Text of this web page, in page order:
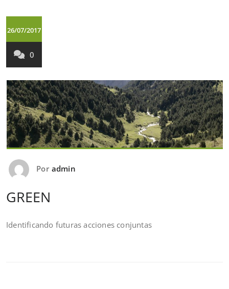
26/07/2017
0
Por admin
GREEN
Identificando futuras acciones conjuntas